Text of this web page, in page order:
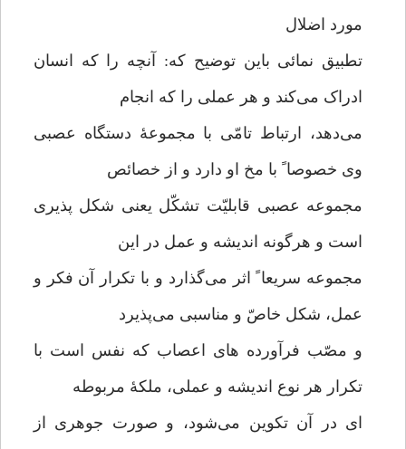
مورد اضلال
تطبیق نمائی باین توضیح که: آنچه را که انسان
ادراک می‌کند و هر عملی را که انجام
می‌دهد، ارتباط تامّی با مجموعۀ دستگاه عصبی
وی خصوصا ً با مخ او دارد و از خصائص
مجموعه عصبی قابلیّت تشکّل یعنی شکل پذیری
است و هرگونه اندیشه و عمل در این
مجموعه سریعا ً اثر می‌گذارد و با تکرار آن فکر و
عمل، شکل خاصّ و مناسبی می‌پذیرد
و مصّب فرآورده های اعصاب که نفس است با
تکرار هر نوع اندیشه و عملی، ملکۀ مربوطه
ای در آن تکوین می‌شود، و صورت جوهری از